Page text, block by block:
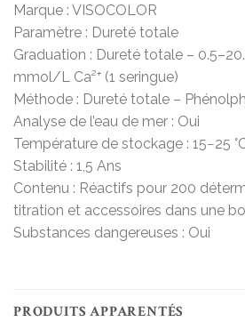
Marque : VISOCOLOR
Paramètre : Dureté totale
Graduation : Dureté totale –
mmol/L Ca²⁺ (1 seringue)
Méthode : Dureté totale –
Analyse de l’eau de mer : Oui
Température de stockage : 15−25
Stabilité : 1,5 Ans
Contenu : Réactifs pour 200
titration et accessoires dans une
Substances dangereuses : Oui
PRODUITS APPARENTÉS